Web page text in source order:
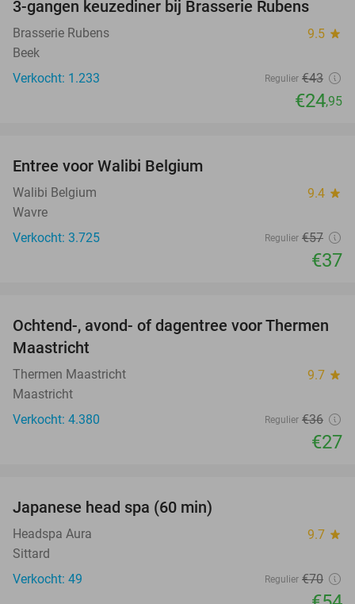
42%
3-gangen keuzediner bij Brasserie Rubens
Brasserie Rubens 9.5 star
Beek
Verkocht: 1.233
Regulier €43
€24,95
Entree voor Walibi Belgium
Walibi Belgium 9.4 star
Wavre
Verkocht: 3.725
Regulier €57
€37
25%
Ochtend-, avond- of dagentree voor Thermen
Maastricht
Thermen Maastricht 9.7 star
Maastricht
Verkocht: 4.380
Regulier €36
€27
Japanese head spa (60 min)
Headspa Aura 9.7 star
Sittard
Verkocht: 49
Regulier €70